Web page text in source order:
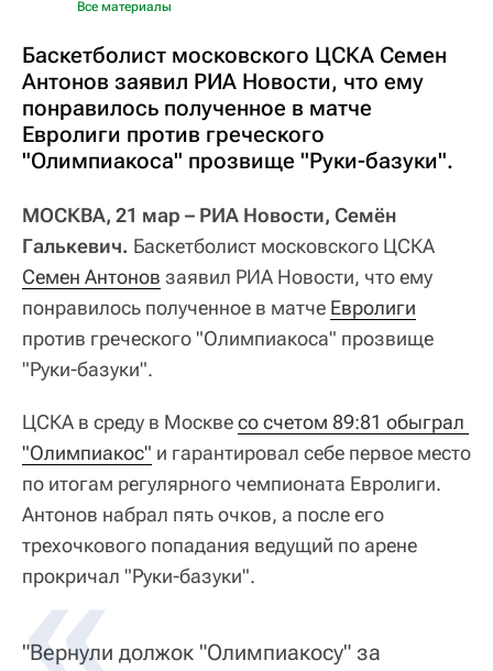
Все материалы
Баскетболист московского ЦСКА Семен
Антонов заявил РИА Новости, что ему
понравилось полученное в матче
Евролиги против греческого
"Олимпиакоса" прозвище "Руки-базуки".
МОСКВА, 21 мар – РИА Новости, Семён
Галькевич. Баскетболист московского ЦСКА
Семен Антонов заявил РИА Новости, что ему
понравилось полученное в матче Евролиги
против греческого "Олимпиакоса" прозвище
"Руки-базуки".
ЦСКА в среду в Москвесо счетом 89:81 обыграл
"Олимпиакос" и гарантировал себе первое место
по итогам регулярного чемпионата Евролиги.
Антонов набрал пять очков, а после его
трехочкового попадания ведущий по арене
прокричал "Руки-базуки".
"Вернули должок "Олимпиакосу" за